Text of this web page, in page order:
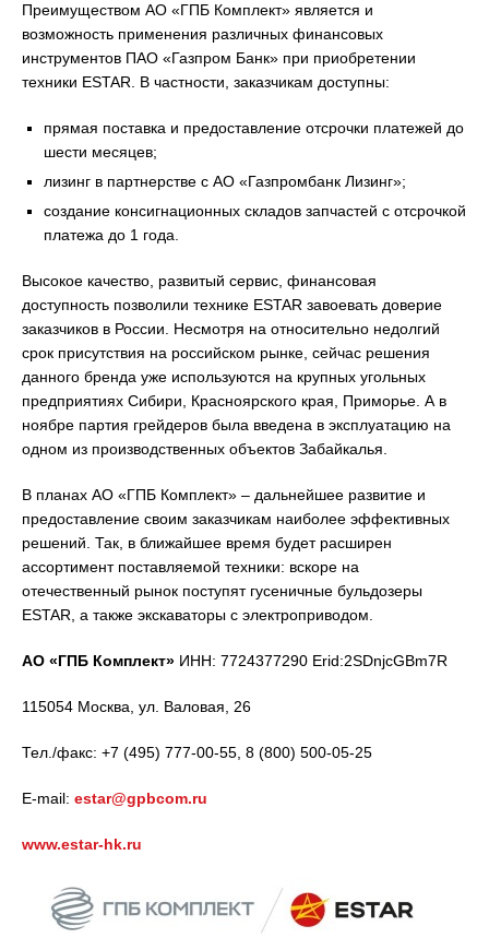
Преимуществом АО «ГПБ Комплект» является и
возможность применения различных финансовых
инструментов ПАО «Газпром Банк» при приобретении
техники ESTAR. В частности, заказчикам доступны:
прямая поставка и предоставление отсрочки платежей до
шести месяцев;
лизинг в партнерстве с АО «Газпромбанк Лизинг»;
создание консигнационных складов запчастей с отсрочкой
платежа до 1 года.
Высокое качество, развитый сервис, финансовая
доступность позволили технике ESTAR завоевать доверие
заказчиков в России. Несмотря на относительно недолгий
срок присутствия на российском рынке, сейчас решения
данного бренда уже используются на крупных угольных
предприятиях Сибири, Красноярского края, Приморье. А в
ноябре партия грейдеров была введена в эксплуатацию на
одном из производственных объектов Забайкалья.
В планах АО «ГПБ Комплект» – дальнейшее развитие и
предоставление своим заказчикам наиболее эффективных
решений. Так, в ближайшее время будет расширен
ассортимент поставляемой техники: вскоре на
отечественный рынок поступят гусеничные бульдозеры
ESTAR, а также экскаваторы с электроприводом.
АО «ГПБ Комплект» ИНН: 7724377290 Erid:2SDnjcGBm7R
115054 Москва, ул. Валовая, 26
Тел./факс: +7 (495) 777-00-55, 8 (800) 500-05-25
E-mail: estar@gpbcom.ru
www.estar-hk.ru